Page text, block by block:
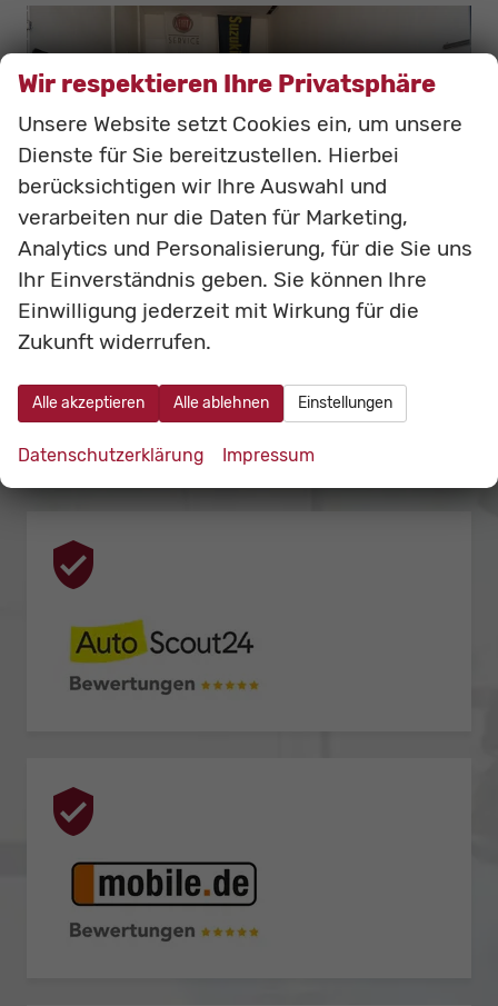
Wir respektieren Ihre Privatsphäre
Unsere Website setzt Cookies ein, um unsere
Dienste für Sie bereitzustellen. Hierbei
berücksichtigen wir Ihre Auswahl und
verarbeiten nur die Daten für Marketing,
Analytics und Personalisierung, für die Sie uns
Ihr Einverständnis geben. Sie können Ihre
Einwilligung jederzeit mit Wirkung für die
Zukunft widerrufen.
Alle akzeptieren Alle ablehnen Einstellungen
Datenschutzerklärung Impressum